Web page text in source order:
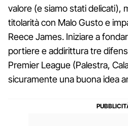
valore (e siamo stati delicati),
titolarità con Malo Gusto e
Reece James. Iniziare a
portiere e addirittura tre
Premier League (Palestra,
sicuramente una buona idea